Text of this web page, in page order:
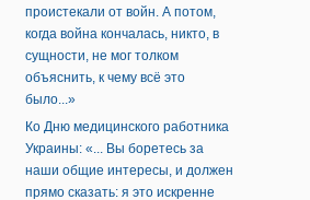
проистекали от войн. А потом,
когда война кончалась, никто, в
сущности, не мог толком
объяснить, к чему всё это
было...»
Ко Дню медицинского работника
Украины: «... Вы боретесь за
наши общие интересы, и должен
прямо сказать: я это искренне